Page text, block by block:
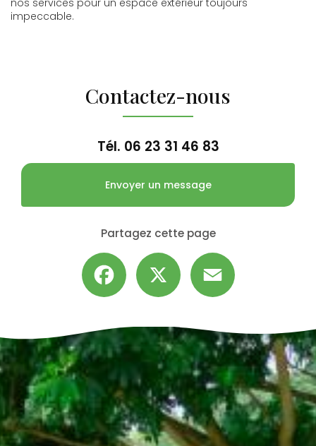
nos services pour un espace extérieur toujours
impeccable.
Contactez-nous
Tél. 06 23 31 46 83
Envoyer un message
Partagez cette page
Facebook